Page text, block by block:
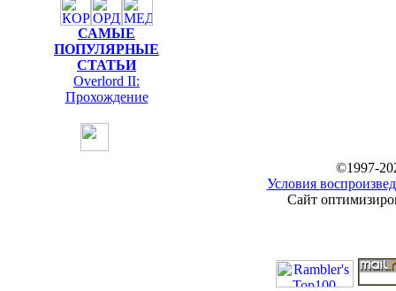
САМЫЕ
ПОПУЛЯРНЫЕ
СТАТЬИ
Overlord II:
Прохождение
©1997-
Условия
Сайт